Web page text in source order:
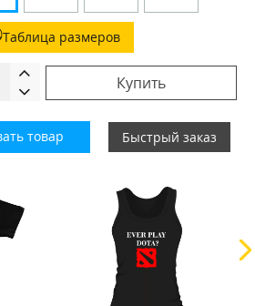
Таблица размеров
Купить
товар Быстрый заказ